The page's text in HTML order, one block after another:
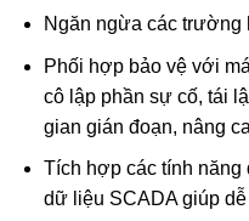
Ngăn ngừa các trường
Phối hợp bảo vệ với
cô lập phần sự cố, tái
gian gián đoạn, nâng
Tích hợp các tính năng
dữ liệu SCADA giúp